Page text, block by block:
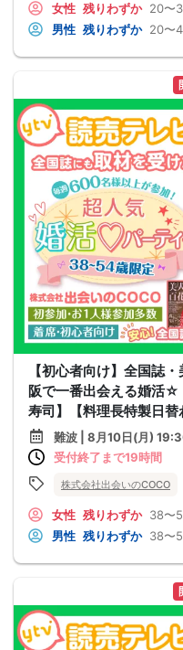
女性 残りわずか 20〜
男性 残りわずか 20〜
【初心者向け】全国誌
阪で一番出会える婚活
寿司】【料理長特製日替
難波 | 8月10日(月)
受付終了まで19時間
株式会社出会いのCOCO
女性 残りわずか 38〜
男性 残りわずか 38〜